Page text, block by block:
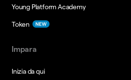
Young Platform Academy
Token NEW
Impara
Inizia da qui